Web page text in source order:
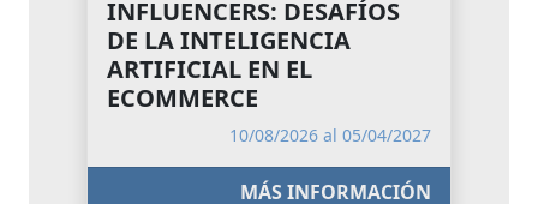
INFLUENCERS: DESAFÍOS
DE LA INTELIGENCIA
ARTIFICIAL EN EL
ECOMMERCE
10/08/2026 al 05/04/2027
MÁS INFORMACIÓN